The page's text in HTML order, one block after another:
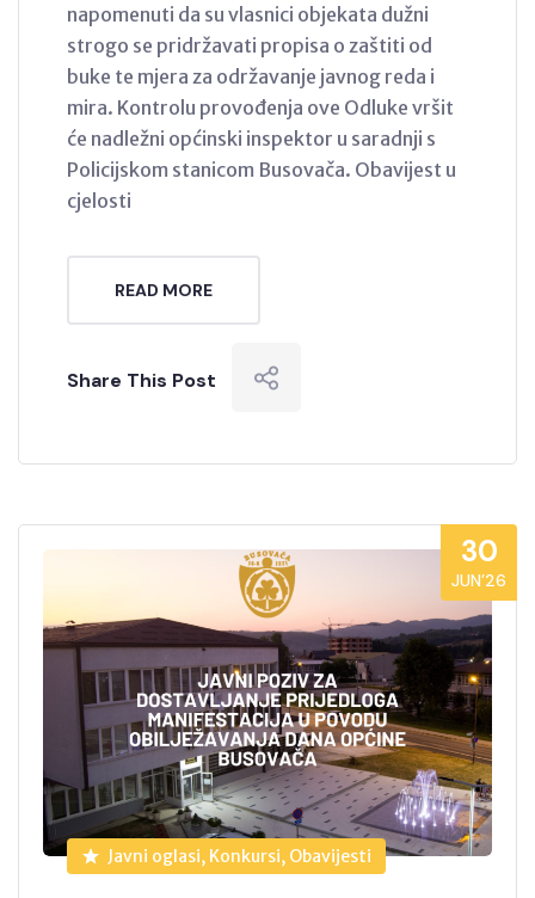
napomenuti da su vlasnici objekata dužni
strogo se pridržavati propisa o zaštiti od
buke te mjera za održavanje javnog reda i
mira. Kontrolu provođenja ove Odluke vršit
će nadležni općinski inspektor u saradnji s
Policijskom stanicom Busovača. Obavijest u
cjelosti
READ MORE
Share This Post
30
JUN’26
Javni oglasi, Konkursi, Obavijesti